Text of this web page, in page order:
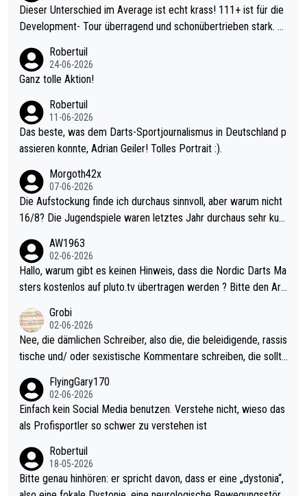
Dieser Unterschied im Average ist echt krass! 111+ ist für die
Development- Tour überragend und schonübertrieben stark. U
mal 40+ erst recht. Da gewinnst keinen Blumentopf - ist ja noc
h krasser wie ein Pokalspiel eines Kreisligisten vs einem Bund
Robertuil
24-06-2026
Ganz tolle Aktion!
Robertuil
11-06-2026
Das beste, was dem Darts-Sportjournalismus in Deutschland p
assieren konnte, Adrian Geiler! Tolles Portrait :).
Morgoth42x
07-06-2026
Die Aufstockung finde ich durchaus sinnvoll, aber warum nicht
16/8? Die Jugendspiele waren letztes Jahr durchaus sehr kurz
Allerdings ist Mitchell Lawrie als Nummer 1 der Welt eh qualifi
ziert. Somit ändert die automatische Qualifikation des Weltmei
sters erstmal nichts. Ich denke sie wollen damit für nächstes J
ohl wenig WDF Turniere spielen. Dies war bei Archie Self letzt
es Jahr der Fall. Er musste als amtierender Weltmeister durch
den Qualifier und ich glaube kaum, dass Mitchel sich das (in Ve
el hat.
AW1963
02-06-2026
Hallo, warum gibt es keinen Hinweis, dass die Nordic Darts Ma
sters kostenlos auf pluto.tv übertragen werden ? Bitte den Arti
Grobi
02-06-2026
Nee, die dämlichen Schreiber, also die, die beleidigende, rassis
tische und/ oder sexistische Kommentare schreiben, die sollte
s Leben in den Griff kriegen. Nur eins wundert mich: Luke Little
r war doch neulich erst derjenige, der über Social Media GvV p
rovoziert hat. Und Littlers Mutter schießt öfters mal gegen Ric
FlyingGary170
02-06-2026
Einfach kein Social Media benutzen. Verstehe nicht, wieso das
als Profisportler so schwer zu verstehen ist
Robertuil
18-05-2026
Bitte genau hinhören: er spricht davon, dass er eine „dystonia“,